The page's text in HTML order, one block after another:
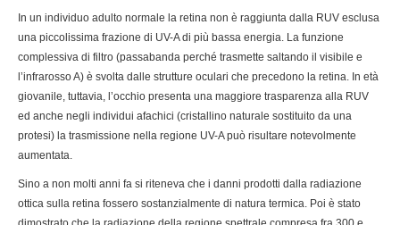
In un individuo adulto normale la retina non è raggiunta dalla RUV esclusa
una piccolissima frazione di UV-A di più bassa energia. La funzione
complessiva di filtro (passabanda perché trasmette saltando il visibile e
l’infrarosso A) è svolta dalle strutture oculari che precedono la retina. In età
giovanile, tuttavia, l’occhio presenta una maggiore trasparenza alla RUV
ed anche negli individui afachici (cristallino naturale sostituito da una
protesi) la trasmissione nella regione UV-A può risultare notevolmente
aumentata.
Sino a non molti anni fa si riteneva che i danni prodotti dalla radiazione
ottica sulla retina fossero sostanzialmente di natura termica. Poi è stato